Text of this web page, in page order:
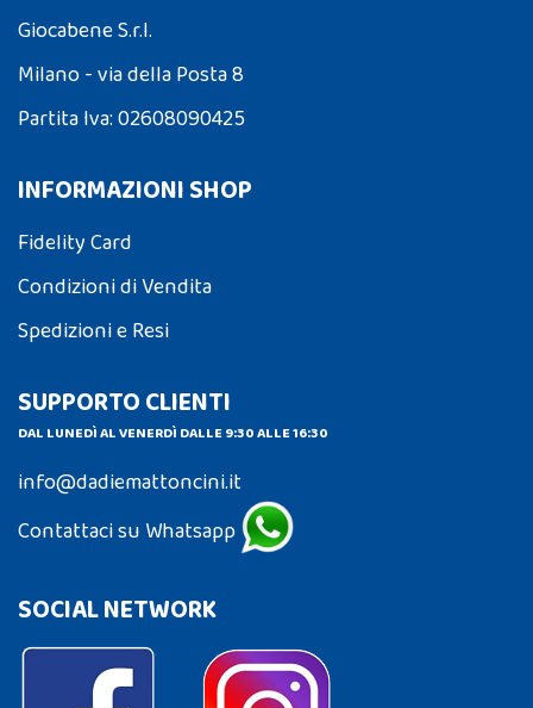
Giocabene S.r.l.
Milano - via della Posta 8
Partita Iva: 02608090425
INFORMAZIONI SHOP
Fidelity Card
Condizioni di Vendita
Spedizioni e Resi
SUPPORTO CLIENTI
DAL LUNEDÌ AL VENERDÌ DALLE 9:30 ALLE 16:30
info@dadiemattoncini.it
Contattaci su Whatsapp
SOCIAL NETWORK